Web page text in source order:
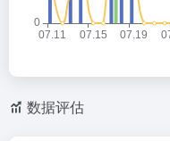
数据评估